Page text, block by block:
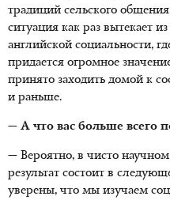
традиций сельского
ситуация как раз вытекает
английской социальности,
придается огромное
принято заходить домой к
и раньше.
— А что вас больше всего
— Вероятно, в чисто
результат состоит в
уверены, что мы изучаем